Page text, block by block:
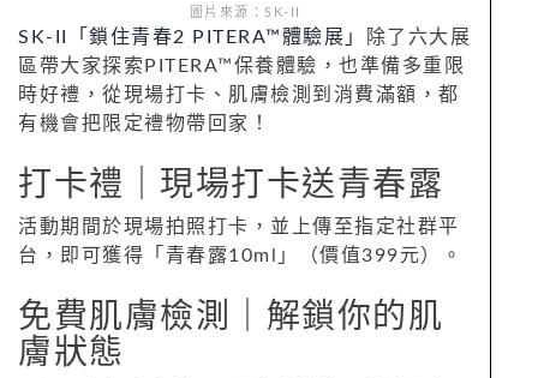
圖片來源：SK-II
SK-II「鎖住青春2 PITERA™體驗展」
除了六大展
區帶大家探索PITERA™保養體驗，也準備多重限
時好禮，從現場打卡、肌膚檢測到消費滿額，都
有機會把限定禮物帶回家！
打卡禮｜現場打卡送青春露
活動期間於現場拍照打卡，並上傳至指定社群平
台，即可獲得「青春露10ml」（價值399元）。
免費肌膚檢測｜解鎖你的肌
膚狀態